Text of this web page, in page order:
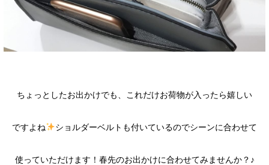
ちょっとしたお出かけでも、これだけお荷物が入ったら嬉しい
ですよね ショルダーベルトも付いているのでシーンに合わせて
使っていただけます！春先のお出かけに合わせてみませんか？♪